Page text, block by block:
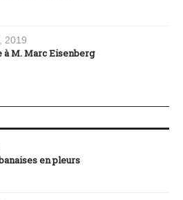
2019
à M. Marc Eisenberg
en pleurs